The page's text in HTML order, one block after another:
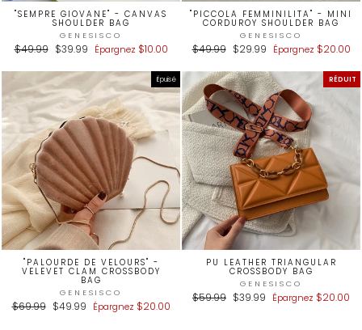
"SEMPRE GIOVANE" - CANVAS
SHOULDER BAG
GENESISCO
Prix
régulier
$49.99 Prix
réduit
$39.99 Épargnez $10.00
"PICCOLA FEMMINILITA" - MINI
CORDUROY SHOULDER BAG
GENESISCO
Prix
régulier
$49.99 Prix
réduit
$29.99 Épargnez $20.00
Épuisé
"PALOURDE DE VELOURS" -
VELEVET CLAM CROSSBODY
BAG
GENESISCO
Prix
régulier
$69.99 Prix
réduit
$49.99 Épargnez $20.00
RÉDUIT
PU LEATHER TRIANGULAR
CROSSBODY BAG
GENESISCO
Prix
régulier
$59.99 Prix
réduit
$39.99 Épargnez $20.00